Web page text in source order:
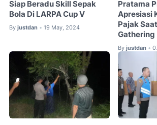
Siap Beradu Skill Sepak
Bola Di LARPA Cup V
By justdan • 19 May, 2024
Pratama
Apresiasi
Pajak
Gathering
By justdan •